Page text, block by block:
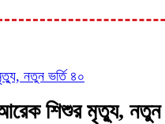
নতুন ভর্তি ৪০
আরেক শিশুর মৃত্যু, নতুন